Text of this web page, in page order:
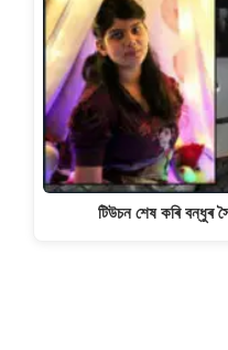
টিউচন শেষ কৰি বন্ধুৰ